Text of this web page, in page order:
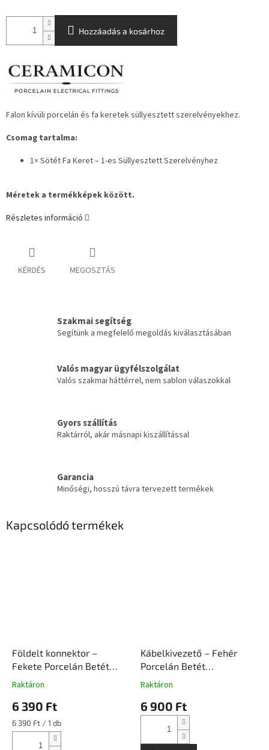
Hozzáadás a kosárhoz
Falon kívüli porcelán és fa keretek süllyesztett szerelvényekhez.
Csomag tartalma:
1× Sötét Fa Keret – 1-es Süllyesztett Szerelvényhez
Méretek a termékképek között.
Részletes információ
KÉRDÉS MEGOSZTÁS
Szakmai segítség
Segítünk a megfelelő megoldás kiválasztásában
Valós magyar ügyfélszolgálat
Valós szakmai háttérrel, nem sablon válaszokkal
Gyors szállítás
Raktárról, akár másnapi kiszállítással
Garancia
Minőségi, hosszú távra tervezett termékek
Kapcsolódó termékek
Földelt konnektor –
Fekete Porcelán Betét
Süllyesztett Szerelvény |
Raktáron
6 390 Ft
Egységár:
6 390 Ft / 1 db
Kábelkivezető – Fehér
Porcelán Betét
Süllyesztett Szerelvény |
Raktáron
6 900 Ft